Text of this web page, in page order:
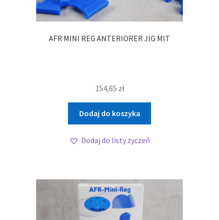
AFR MINI REG ANTERIORER JIG MIT
154,65 zł
Dodaj do koszyka
Dodaj do listy życzeń